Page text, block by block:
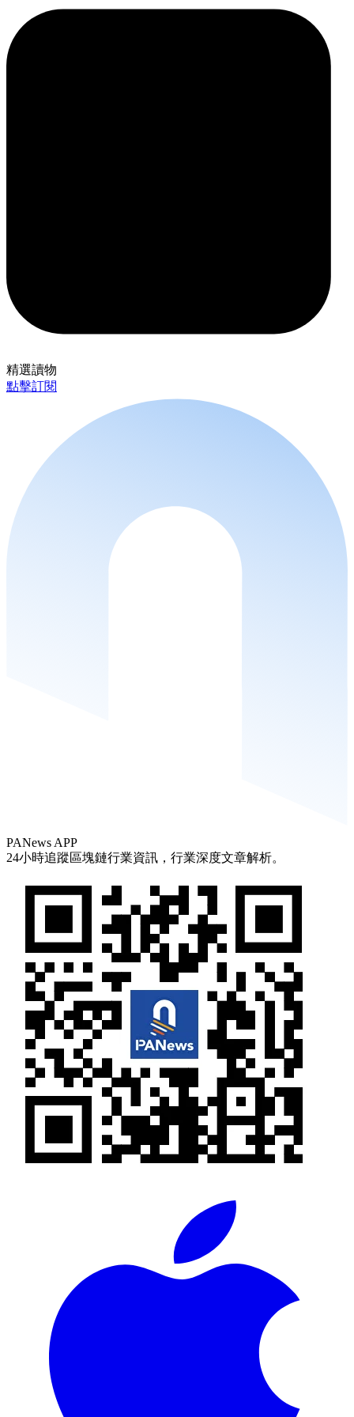
精選讀物
點擊訂閱
PANews APP
24小時追蹤區塊鏈行業資訊，行業深度文章解析。